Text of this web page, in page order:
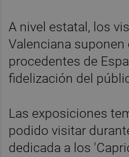
A nivel estatal, los
Valenciana suponen
procedentes de
fidelización del
Las exposiciones
podido visitar
dedicada a los